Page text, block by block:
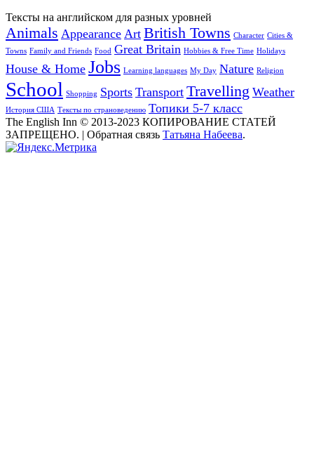
Тексты на английском для разных уровней
Animals Appearance Art British Towns Character Cities &
Towns Family and Friends Food Great Britain Hobbies & Free Time Holidays
House & Home Jobs Learning languages My Day Nature Religion
School Shopping Sports Transport Travelling Weather
История США Тексты по страноведению Топики 5-7 класс
The English Inn © 2013-2023 КОПИРОВАНИЕ СТАТЕЙ
ЗАПРЕЩЕНО. | Обратная связь Татьяна Набеева.